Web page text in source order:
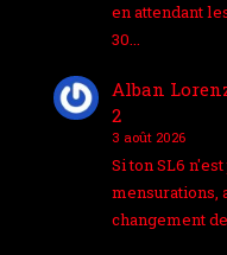
en attendant
30…
Alban
2
3 août 2026
Si ton SL6
mensurations,
changement